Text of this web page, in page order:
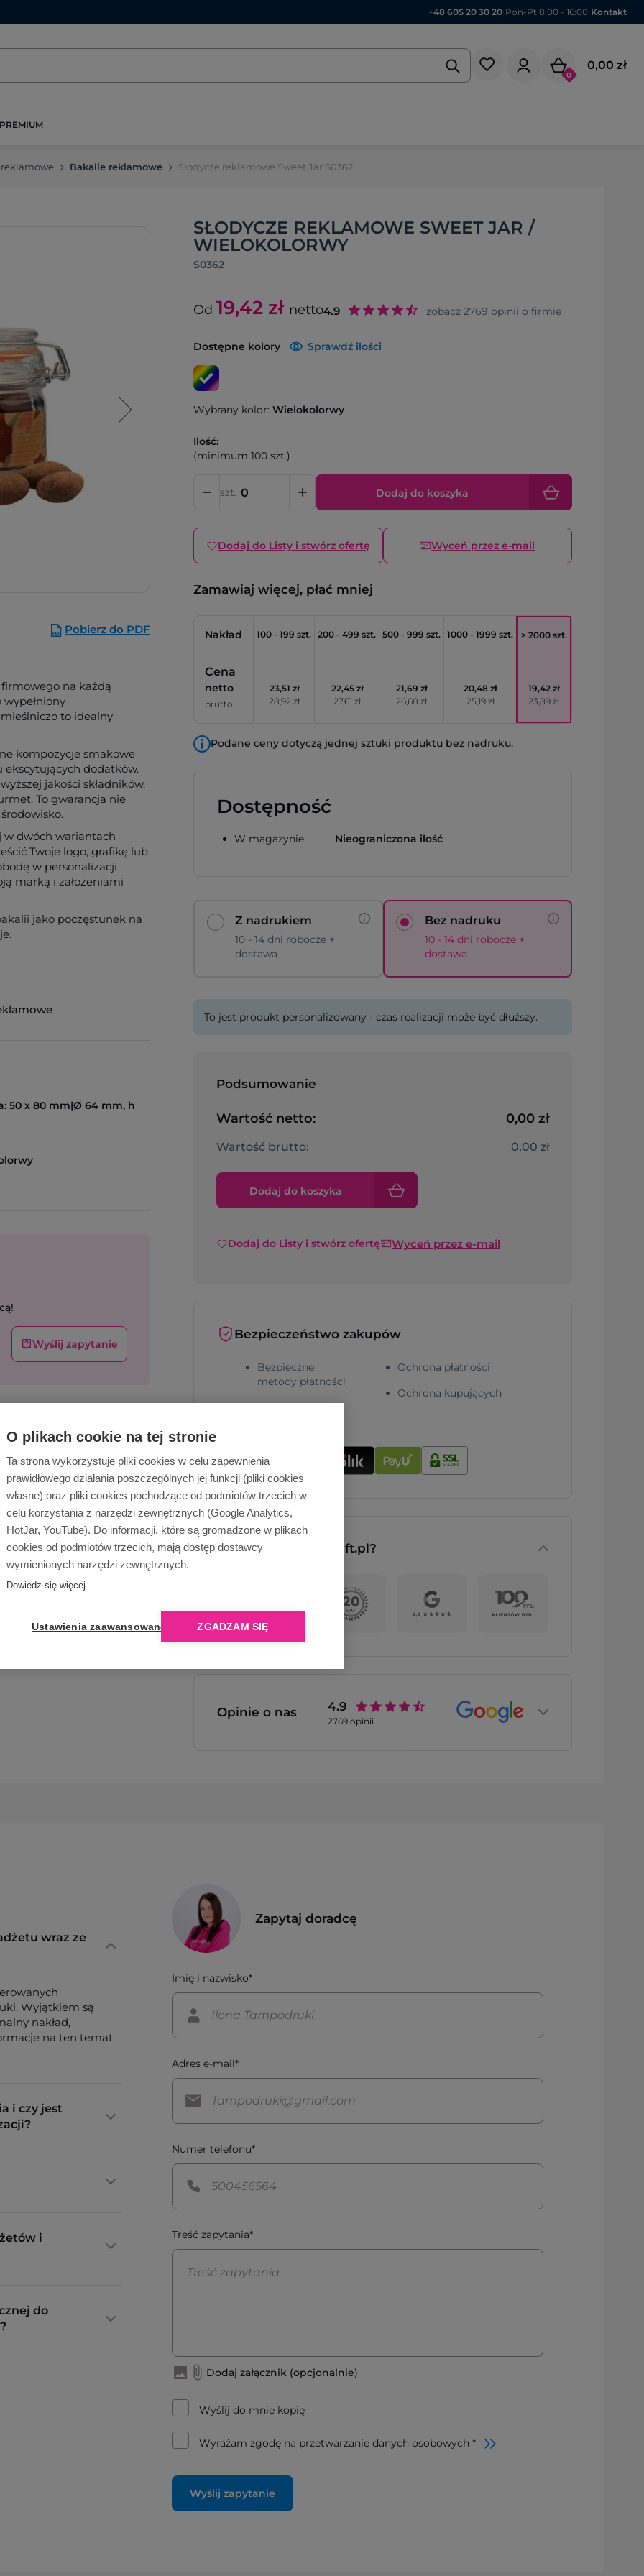
O plikach cookie na tej stronie
Ta strona wykorzystuje pliki cookies w celu zapewnienia
prawidłowego działania poszczególnych jej funkcji (pliki cookies
własne) oraz pliki cookies pochodzące od podmiotów trzecich w
celu korzystania z narzędzi zewnętrznych (Google Analytics,
HotJar, YouTube). Do informacji, które są gromadzone w plikach
cookies od podmiotów trzecich, mają dostęp dostawcy
wymienionych narzędzi zewnętrznych.
Dowiedz się więcej
Ustawienia zaawansowane ZGADZAM SIĘ
+48 605 20 30 20 Pon-Pt 8:00 - 16:00 Kontakt
0
0,00 zł
PREMIUM
reklamowe Bakalie reklamowe Słodycze reklamowe Sweet Jar S0362
SŁODYCZE REKLAMOWE SWEET JAR /
WIELOKOLORWY
S0362
Pobierz do PDF
na każdą
wypełniony
to idealny
kompozycje smakowe
ekscytujących dodatków.
jakości składników,
To gwarancja nie
w dwóch wariantach
Twoje logo, grafikę lub
w personalizacji
marką i założeniami
jako poczęstunek na
50 x 80 mm|Ø 64 mm, h
Wyślij zapytanie
Od 19,42 zł netto4.9 zobacz 2769 opinii o firmie
Dostępne kolory Sprawdź ilości
Wybrany kolor: Wielokolorwy
Ilość:
(minimum 100 szt.)
szt. Dodaj do koszyka
Dodaj do Listy i stwórz ofertę Wyceń przez e-mail
Zamawiaj więcej, płać mniej
Nakład 100 - 199 szt. 200 - 499 szt. 500 - 999 szt. 1000 - 1999 szt. > 2000 szt.
Cena
netto
brutto
23,51 zł
28,92 zł
22,45 zł
27,61 zł
21,69 zł
26,68 zł
20,48 zł
25,19 zł
19,42 zł
23,89 zł
Podane ceny dotyczą jednej sztuki produktu bez nadruku.
Dostępność
W magazynie Nieograniczona ilość
Z nadrukiem
10 - 14 dni robocze +
dostawa
Bez nadruku
10 - 14 dni robocze +
dostawa
To jest produkt personalizowany - czas realizacji może być dłuższy.
Podsumowanie
Wartość netto: 0,00 zł
Wartość brutto: 0,00 zł
Dodaj do koszyka
Dodaj do Listy i stwórz ofertę Wyceń przez e-mail
Bezpieczeństwo zakupów
Bezpieczne
metody płatności
Bezpieczna
Ochrona płatności
Ochrona kupujących
Dlaczego OpenGift.pl?
Opinie o nas 4.9
2769opinii
wraz ze
Wyjątkiem są
nakład,
na ten temat
i czy jest
i
do
Zapytaj doradcę
Imię i nazwisko*
Adres e-mail*
Numer telefonu*
Treść zapytania*
Dodaj załącznik (opcjonalnie)
Wyślij do mnie kopię
Wyrażam zgodę na przetwarzanie danych osobowych *
Wyślij zapytanie